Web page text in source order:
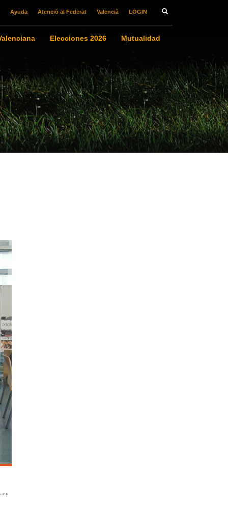
Ayuda Atenció al Federat Valencià LOGIN
Elecciones 2026
Mutualidad
en